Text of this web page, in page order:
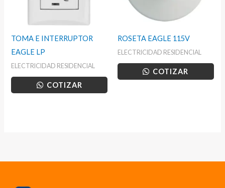
TOMA E INTERRUPTOR
EAGLE LP
ELECTRICIDAD RESIDENCIAL
COTIZAR
ROSETA EAGLE 115V
ELECTRICIDAD RESIDENCIAL
COTIZAR